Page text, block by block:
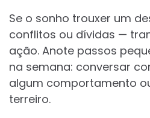
Se o sonho trouxer um
conflitos ou dívidas —
ação. Anote passos
na semana: conversar
algum comportamento
terreiro.